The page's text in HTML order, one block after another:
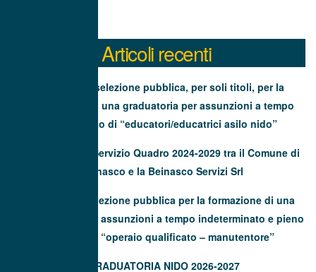
Articoli recenti
Avviso di selezione pubblica, per soli titoli, per la
formazione di una graduatoria per assunzioni a tempo
determinato di “educatori/educatrici asilo nido”
Contratto di Servizio Quadro 2024-2029 tra il Comune di
Beinasco e la Beinasco Servizi Srl
Avviso di selezione pubblica per la formazione di una
graduatoria per assunzioni a tempo indeterminato e pieno
(40 ore) di “operaio qualificato – manutentore”
GRADUATORIA NIDO 2026-2027